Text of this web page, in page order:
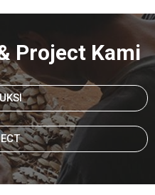
Project Kami